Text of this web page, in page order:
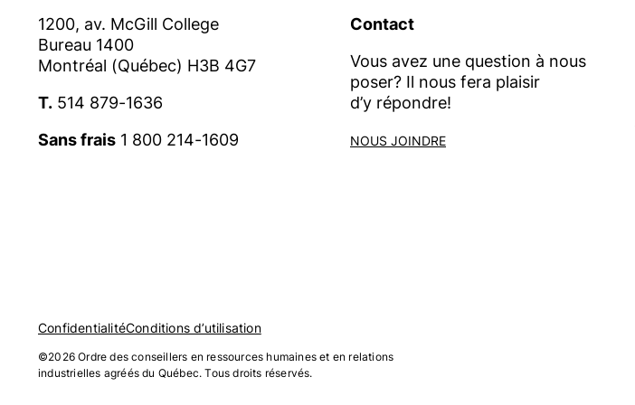
1200, av. McGill College
Bureau 1400
Montréal (Québec) H3B 4G7
T. 514 879-1636
Sans frais 1 800 214-1609
Contact
Vous avez une question à nous
poser? Il nous fera plaisir
d’y répondre!
NOUS JOINDRE
ConfidentialitéConditions d’utilisation
©2026 Ordre des conseillers en ressources humaines et en relations
industrielles agréés du Québec. Tous droits réservés.